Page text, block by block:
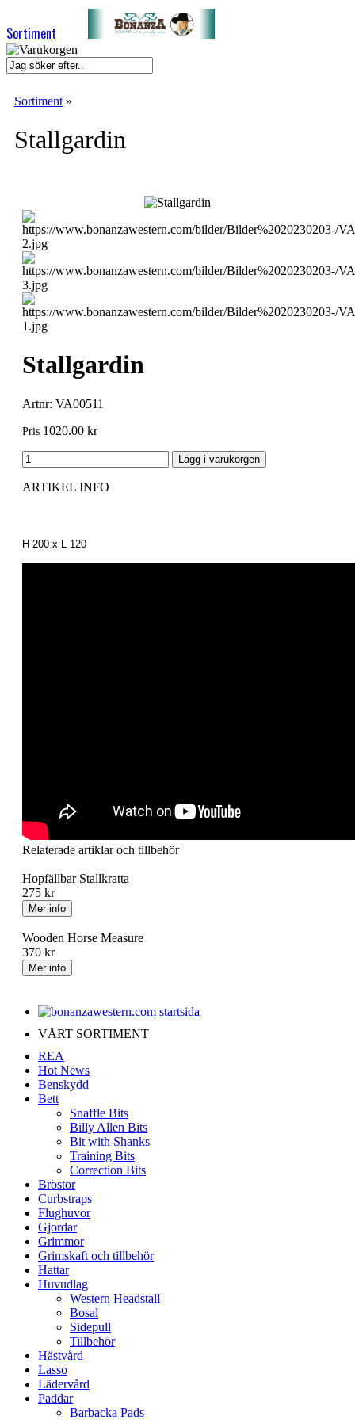
Sortiment
Sortiment »
Stallgardin
Stallgardin
Artnr: VA00511
Pris 1020.00 kr
ARTIKEL INFO
H 200 x L 120
Relaterade artiklar och tillbehör
Hopfällbar Stallkratta
275 kr
Wooden Horse Measure
370 kr
VÅRT SORTIMENT
REA
Hot News
Benskydd
Bett
Snaffle Bits
Billy Allen Bits
Bit with Shanks
Training Bits
Correction Bits
Bröstor
Curbstraps
Flughuvor
Gjordar
Grimmor
Grimskaft och tillbehör
Hattar
Huvudlag
Western Headstall
Bosal
Sidepull
Tillbehör
Hästvård
Lasso
Lädervård
Paddar
Barbacka Pads